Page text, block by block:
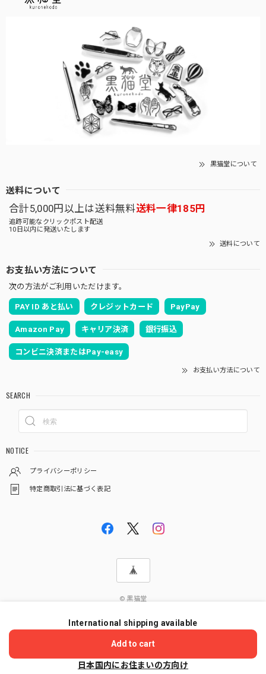
黒猫堂について
送料について
合計5,000円以上は送料無料送料一律185円
追跡可能なクリックポスト配送
10日以内に発送いたします
送料について
お支払い方法について
次の方法がご利用いただけます。
PAY ID あと払い クレジットカード PayPay
Amazon Pay キャリア決済 銀行振込
コンビニ決済またはPay-easy
お支払い方法について
SEARCH
NOTICE
プライバシーポリシー
特定商取引法に基づく表記
© 黒猫堂
International shipping available
Add to cart
日本国内にお住まいの方向け
ショップに質問する